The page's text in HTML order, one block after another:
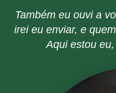
Também eu ouvi a
irei eu enviar, e
Aqui estou